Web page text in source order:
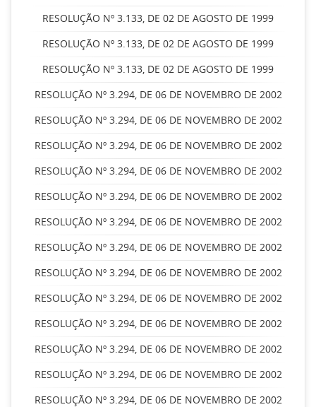
RESOLUÇÃO Nº 3.133, DE 02 DE AGOSTO DE 1999
RESOLUÇÃO Nº 3.133, DE 02 DE AGOSTO DE 1999
RESOLUÇÃO Nº 3.133, DE 02 DE AGOSTO DE 1999
RESOLUÇÃO Nº 3.294, DE 06 DE NOVEMBRO DE 2002
RESOLUÇÃO Nº 3.294, DE 06 DE NOVEMBRO DE 2002
RESOLUÇÃO Nº 3.294, DE 06 DE NOVEMBRO DE 2002
RESOLUÇÃO Nº 3.294, DE 06 DE NOVEMBRO DE 2002
RESOLUÇÃO Nº 3.294, DE 06 DE NOVEMBRO DE 2002
RESOLUÇÃO Nº 3.294, DE 06 DE NOVEMBRO DE 2002
RESOLUÇÃO Nº 3.294, DE 06 DE NOVEMBRO DE 2002
RESOLUÇÃO Nº 3.294, DE 06 DE NOVEMBRO DE 2002
RESOLUÇÃO Nº 3.294, DE 06 DE NOVEMBRO DE 2002
RESOLUÇÃO Nº 3.294, DE 06 DE NOVEMBRO DE 2002
RESOLUÇÃO Nº 3.294, DE 06 DE NOVEMBRO DE 2002
RESOLUÇÃO Nº 3.294, DE 06 DE NOVEMBRO DE 2002
RESOLUÇÃO Nº 3.294, DE 06 DE NOVEMBRO DE 2002